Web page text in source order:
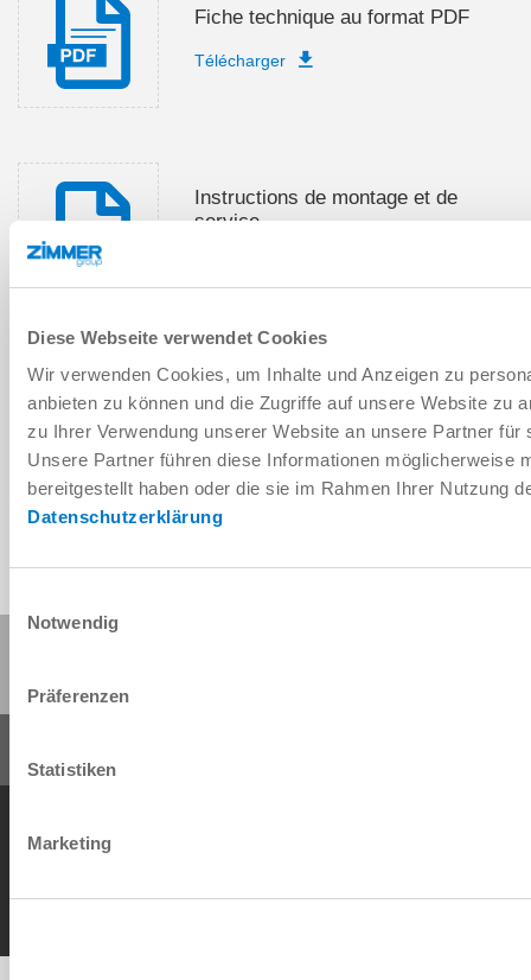
Diese Webseite verwendet Cookies
Wir verwenden Cookies, um Inhalte und Anzeigen zu
anbieten zu können und die Zugriffe auf unsere Website zu
zu Ihrer Verwendung unserer Website an unsere Partner
Unsere Partner führen diese Informationen möglicherweise
bereitgestellt haben oder die sie im Rahmen Ihrer Nutzung
Datenschutzerklärung
Notwendig
Präferenzen
Statistiken
Marketing
Fiche technique au format PDF
Télécharger
Instructions de montage et de
service
Télécharger les données de CAO
Télécharger